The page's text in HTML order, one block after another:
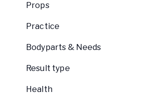
Props
Practice
Bodyparts & Needs
Result type
Health